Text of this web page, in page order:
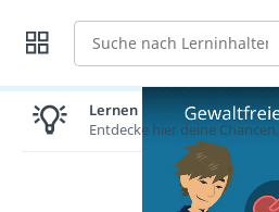
Suche
Lernen lohnt sich!
Entdecke hier deine Chancen.